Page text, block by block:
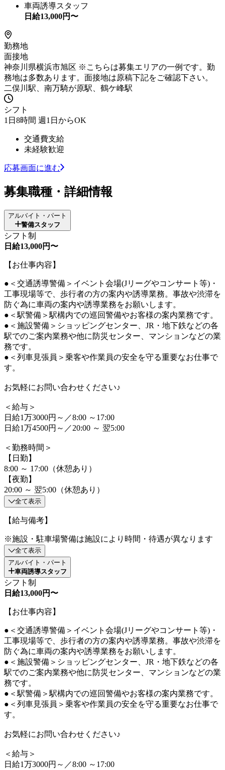
車両誘導スタッフ
日給13,000円〜
勤務地
面接地
神奈川県横浜市旭区 ※こちらは募集エリアの一例です。勤
務地は多数あります。面接地は原稿下記をご確認下さい。
二俣川駅、南万騎が原駅、鶴ケ峰駅
シフト
1日8時間 週1日からOK
交通費支給
未経験歓迎
応募画面に進む
募集職種・詳細情報
アルバイト・パート
警備スタッフ
シフト制
日給13,000円〜
【お仕事内容】
●＜交通誘導警備＞イベント会場(Jリーグやコンサート等)・
工事現場等で、歩行者の方の案内や誘導業務。事故や渋滞を
防ぐ為に車両の案内や誘導業務をお願いします。
●＜駅警備＞駅構内での巡回警備やお客様の案内業務です。
●＜施設警備＞ショッピングセンター、JR・地下鉄などの各
駅でのご案内業務や他に防災センター、マンションなどの業
務です。
●＜列車見張員＞乗客や作業員の安全を守る重要なお仕事で
す。
お気軽にお問い合わせください♪
＜給与＞
日給1万3000円～／8:00 ～17:00
日給1万4500円～／20:00 ～ 翌5:00
＜勤務時間＞
【日勤】
8:00 ～ 17:00（休憩あり）
【夜勤】
20:00 ～ 翌5:00（休憩あり）
全て表示
【給与備考】
※施設・駐車場警備は施設により時間・待遇が異なります
全て表示
アルバイト・パート
車両誘導スタッフ
シフト制
日給13,000円〜
【お仕事内容】
●＜交通誘導警備＞イベント会場(Jリーグやコンサート等)・
工事現場等で、歩行者の方の案内や誘導業務。事故や渋滞を
防ぐ為に車両の案内や誘導業務をお願いします。
●＜施設警備＞ショッピングセンター、JR・地下鉄などの各
駅でのご案内業務や他に防災センター、マンションなどの業
務です。
●＜駅警備＞駅構内での巡回警備やお客様の案内業務です。
●＜列車見張員＞乗客や作業員の安全を守る重要なお仕事で
す。
お気軽にお問い合わせください♪
＜給与＞
日給1万3000円～／8:00 ～17:00